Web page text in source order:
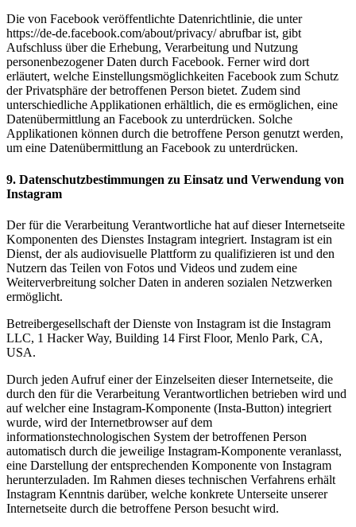
Die von Facebook veröffentlichte Datenrichtlinie, die unter
https://de-de.facebook.com/about/privacy/ abrufbar ist, gibt
Aufschluss über die Erhebung, Verarbeitung und Nutzung
personenbezogener Daten durch Facebook. Ferner wird dort
erläutert, welche Einstellungsmöglichkeiten Facebook zum Schutz
der Privatsphäre der betroffenen Person bietet. Zudem sind
unterschiedliche Applikationen erhältlich, die es ermöglichen, eine
Datenübermittlung an Facebook zu unterdrücken. Solche
Applikationen können durch die betroffene Person genutzt werden,
um eine Datenübermittlung an Facebook zu unterdrücken.
9. Datenschutzbestimmungen zu Einsatz und Verwendung von
Instagram
Der für die Verarbeitung Verantwortliche hat auf dieser Internetseite
Komponenten des Dienstes Instagram integriert. Instagram ist ein
Dienst, der als audiovisuelle Plattform zu qualifizieren ist und den
Nutzern das Teilen von Fotos und Videos und zudem eine
Weiterverbreitung solcher Daten in anderen sozialen Netzwerken
ermöglicht.
Betreibergesellschaft der Dienste von Instagram ist die Instagram
LLC, 1 Hacker Way, Building 14 First Floor, Menlo Park, CA,
USA.
Durch jeden Aufruf einer der Einzelseiten dieser Internetseite, die
durch den für die Verarbeitung Verantwortlichen betrieben wird und
auf welcher eine Instagram-Komponente (Insta-Button) integriert
wurde, wird der Internetbrowser auf dem
informationstechnologischen System der betroffenen Person
automatisch durch die jeweilige Instagram-Komponente veranlasst,
eine Darstellung der entsprechenden Komponente von Instagram
herunterzuladen. Im Rahmen dieses technischen Verfahrens erhält
Instagram Kenntnis darüber, welche konkrete Unterseite unserer
Internetseite durch die betroffene Person besucht wird.